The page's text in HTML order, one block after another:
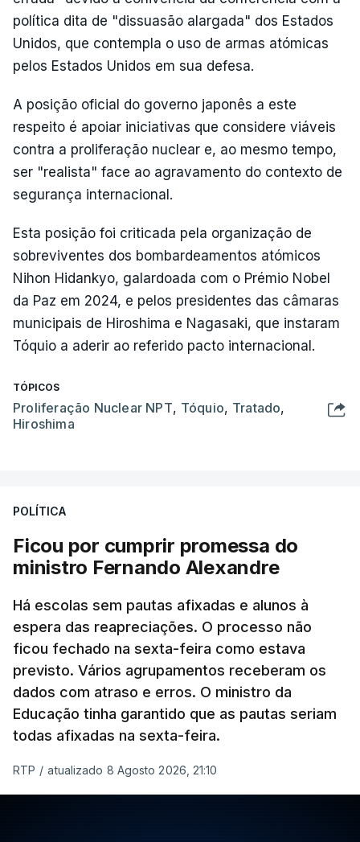
política dita de "dissuasão alargada" dos Estados
Unidos, que contempla o uso de armas atómicas
pelos Estados Unidos em sua defesa.
A posição oficial do governo japonês a este
respeito é apoiar iniciativas que considere viáveis
contra a proliferação nuclear e, ao mesmo tempo,
ser "realista" face ao agravamento do contexto de
segurança internacional.
Esta posição foi criticada pela organização de
sobreviventes dos bombardeamentos atómicos
Nihon Hidankyo, galardoada com o Prémio Nobel
da Paz em 2024, e pelos presidentes das câmaras
municipais de Hiroshima e Nagasaki, que instaram
Tóquio a aderir ao referido pacto internacional.
TÓPICOS
Proliferação Nuclear NPT, Tóquio, Tratado,
Hiroshima
POLÍTICA
Ficou por cumprir promessa do
ministro Fernando Alexandre
Há escolas sem pautas afixadas e alunos à
espera das reapreciações. O processo não
ficou fechado na sexta-feira como estava
previsto. Vários agrupamentos receberam os
dados com atraso e erros. O ministro da
Educação tinha garantido que as pautas seriam
todas afixadas na sexta-feira.
RTP / atualizado 8 Agosto 2026, 21:10